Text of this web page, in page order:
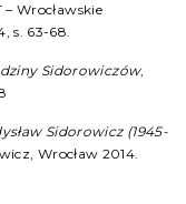
Wrocławskie
s. 63-68.
Sidorowiczów,
Sidorowicz (1945-
Wrocław 2014.